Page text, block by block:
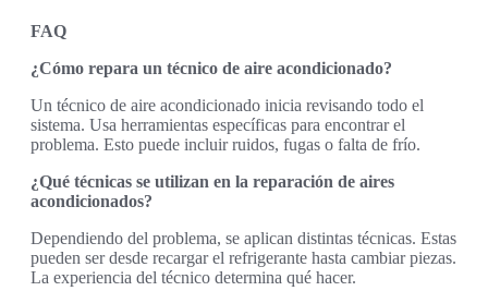
FAQ
¿Cómo repara un técnico de aire acondicionado?
Un técnico de aire acondicionado inicia revisando todo el
sistema. Usa herramientas específicas para encontrar el
problema. Esto puede incluir ruidos, fugas o falta de frío.
¿Qué técnicas se utilizan en la reparación de aires
acondicionados?
Dependiendo del problema, se aplican distintas técnicas. Estas
pueden ser desde recargar el refrigerante hasta cambiar piezas.
La experiencia del técnico determina qué hacer.